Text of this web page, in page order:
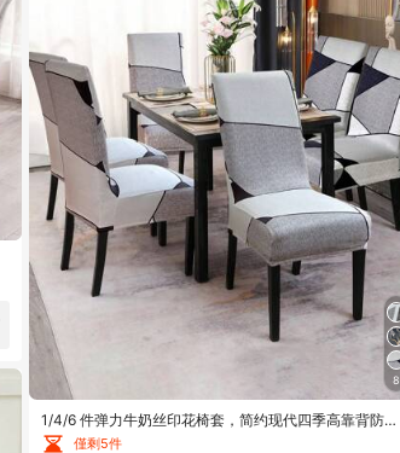
8
1/4/6 件弹力牛奶丝印花椅套，简约现代四季高靠背防滑
餐椅保护套
僅剩5件